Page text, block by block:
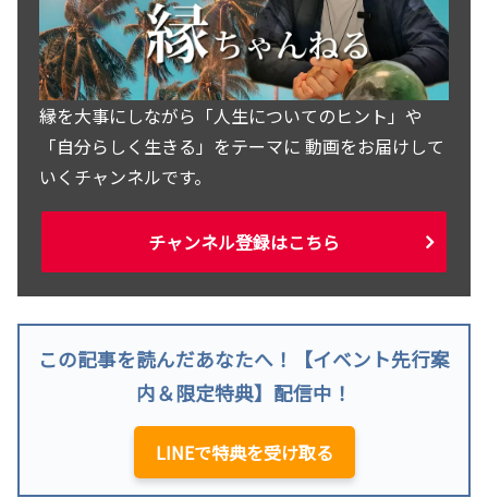
縁を大事にしながら「人生についてのヒント」や
「自分らしく生きる」をテーマに 動画をお届けして
いくチャンネルです。
チャンネル登録はこちら
この記事を読んだあなたへ！【イベント先行案
内＆限定特典】配信中！
LINEで特典を受け取る